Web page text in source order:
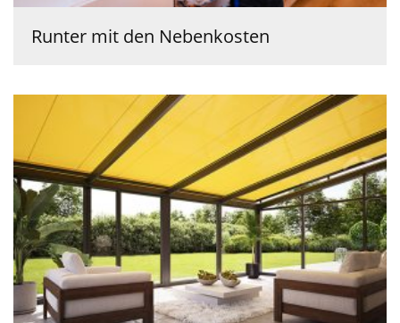
Runter mit den Nebenkosten